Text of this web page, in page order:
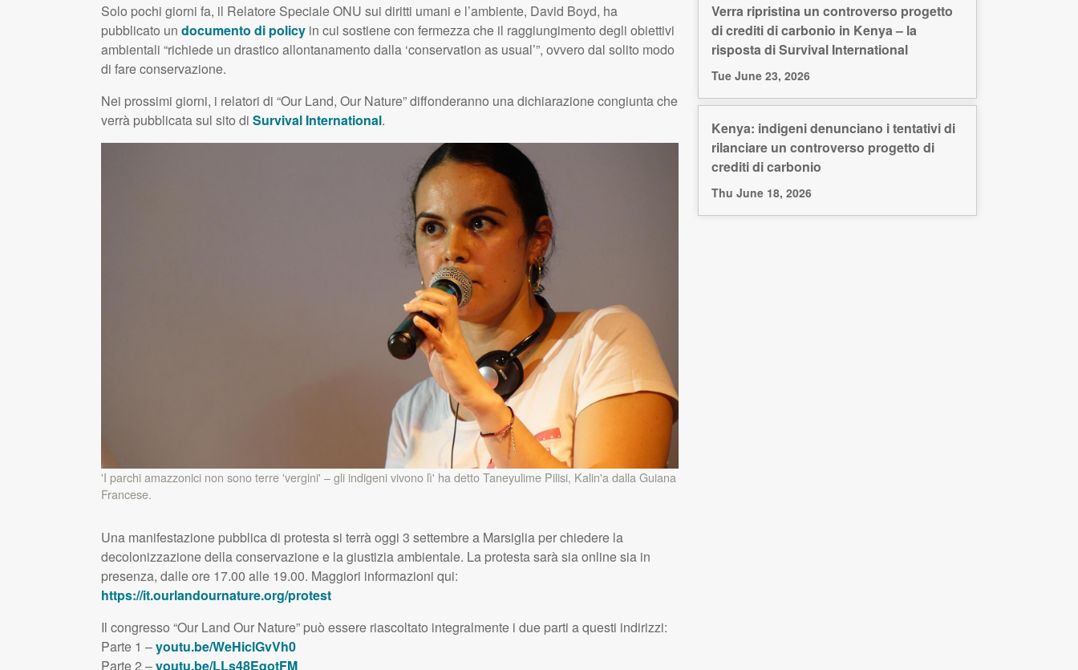
Solo pochi giorni fa, il Relatore SpecialeONU sui diritti umani e l’ambiente, David Boyd, ha
pubblicato un documento di policyin cui sostiene con fermezza che il raggiungimento degli obiettivi
ambientali “richiede un drastico allontanamento dalla ‘conservation as usual’”, ovvero dal solito modo
di fare conservazione.
Nei prossimi giorni, i relatori di “Our Land, Our Nature” diffonderanno una dichiarazione congiunta che
verrà pubblicata sul sito di Survival International.
'I parchi amazzonici non sono terre 'vergini' – gli indigeni vivono lì' ha detto Taneyulime Pilisi, Kalin'a dalla Guiana
Francese.
Una manifestazione pubblica di protesta si terrà oggi 3 settembre a Marsiglia per chiedere la
decolonizzazione della conservazione e la giustizia ambientale. La protesta sarà sia online sia in
presenza, dalle ore 17.00 alle 19.00. Maggiori informazioni qui:
https://it.ourlandournature.org/protest
Il congresso “Our Land Our Nature” può essere riascoltato integralmente i due parti a questi indirizzi:
Parte 1 –youtu.be/WeHiclGvVh0
Parte 2 –youtu.be/LLs48EqotFM
Verra ripristina un controverso progetto
di crediti di carbonio in Kenya – la
risposta di Survival International
Tue June 23, 2026
Kenya: indigeni denunciano i tentativi di
rilanciare un controverso progetto di
crediti di carbonio
Thu June 18, 2026